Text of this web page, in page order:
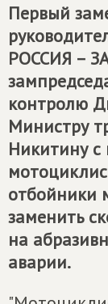
Первый
РОССИЯ –
контролю
Министру
Никитину с
отбойники
заменить
на
аварии.